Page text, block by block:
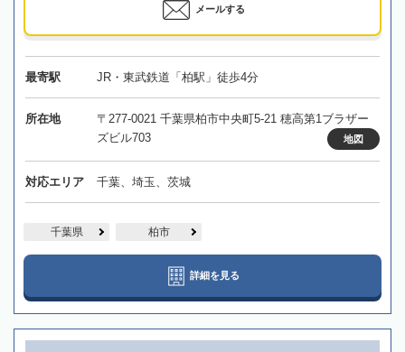
メールする
最寄駅 JR・東武鉄道「柏駅」徒歩4分
所在地
〒277-0021 千葉県柏市中央町5-21 穂高第1ブラザー
ズビル703
地図
対応エリア 千葉、埼玉、茨城
千葉県 柏市
詳細を見る